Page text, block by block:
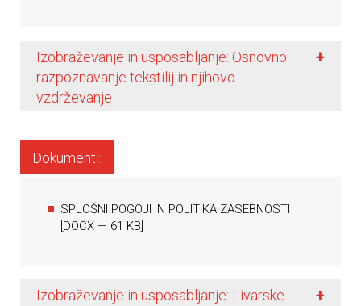
Izobraževanje in usposabljanje: Osnovno
razpoznavanje tekstilij in njihovo
vzdrževanje
+
Dokumenti:
SPLOŠNI POGOJI IN POLITIKA ZASEBNOSTI
DOCX — 61 KB]
Izobraževanje in usposabljanje: Livarske
+